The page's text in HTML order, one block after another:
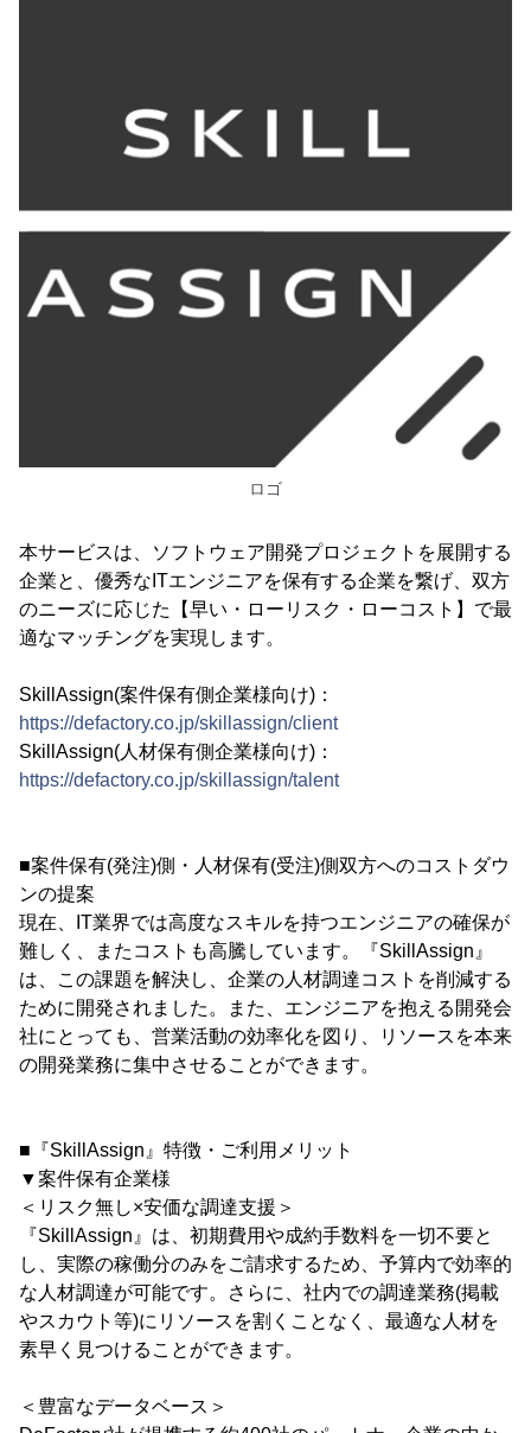
ロゴ
本サービスは、ソフトウェア開発プロジェクトを展開する
企業と、優秀なITエンジニアを保有する企業を繋げ、双方
のニーズに応じた【早い・ローリスク・ローコスト】で最
適なマッチングを実現します。
SkillAssign(案件保有側企業様向け)：
https://defactory.co.jp/skillassign/client
SkillAssign(人材保有側企業様向け)：
https://defactory.co.jp/skillassign/talent
■案件保有(発注)側・人材保有(受注)側双方へのコストダウ
ンの提案
現在、IT業界では高度なスキルを持つエンジニアの確保が
難しく、またコストも高騰しています。『SkillAssign』
は、この課題を解決し、企業の人材調達コストを削減する
ために開発されました。また、エンジニアを抱える開発会
社にとっても、営業活動の効率化を図り、リソースを本来
の開発業務に集中させることができます。
■『SkillAssign』特徴・ご利用メリット
▼案件保有企業様
＜リスク無し×安価な調達支援＞
『SkillAssign』は、初期費用や成約手数料を一切不要と
し、実際の稼働分のみをご請求するため、予算内で効率的
な人材調達が可能です。さらに、社内での調達業務(掲載
やスカウト等)にリソースを割くことなく、最適な人材を
素早く見つけることができます。
＜豊富なデータベース＞